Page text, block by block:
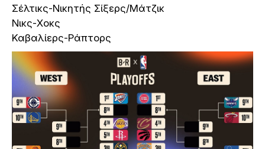
Σέλτικς-Νικητής Σίξερς/Μάτζικ
Νικς-Χοκς
Καβαλίερς-Ράπτορς